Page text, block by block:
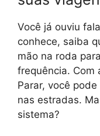
Você já ouviu
conhece, saiba
mão na roda
frequência. Com
Parar, você
nas estradas.
sistema?